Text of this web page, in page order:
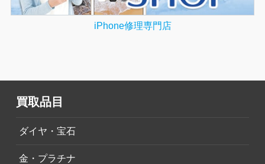
iPhone修理専門店
買取品目
ダイヤ・宝石
金・プラチナ